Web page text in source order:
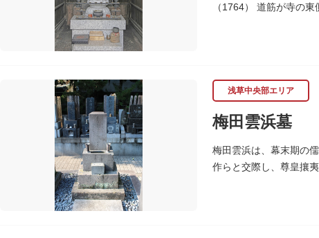
（1764） 道筋が寺の
浅草中央部エリア
梅田雲浜墓
梅田雲浜は、幕末期の
作らと交際し、尊皇攘